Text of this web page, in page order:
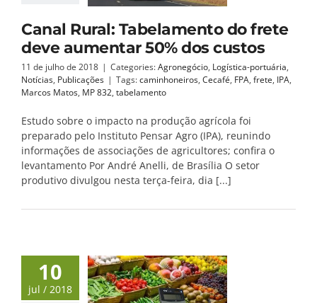
Canal Rural: Tabelamento do frete
deve aumentar 50% dos custos
11 de julho de 2018 | Categories:Agronegócio, Logística-portuária,
Notícias, Publicações | Tags:caminhoneiros, Cecafé, FPA, frete, IPA,
Marcos Matos, MP 832, tabelamento
Estudo sobre o impacto na produção agrícola foi
preparado pelo Instituto Pensar Agro (IPA), reunindo
informações de associações de agricultores; confira o
levantamento Por André Anelli, de Brasília O setor
produtivo divulgou nesta terça-feira, dia [...]
10
jul / 2018